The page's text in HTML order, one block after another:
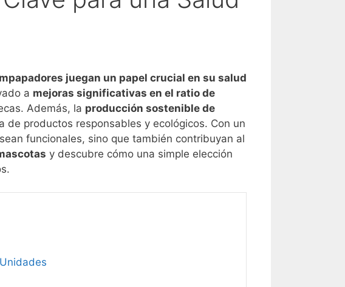
juegan un papel crucial en su salud
a mejoras significativas en el ratio de
Además, la producción sostenible de
productos responsables y ecológicos. Con un
funcionales, sino que también contribuyan al
y descubre cómo una simple elección